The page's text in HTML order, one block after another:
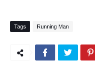
Tags Running Man